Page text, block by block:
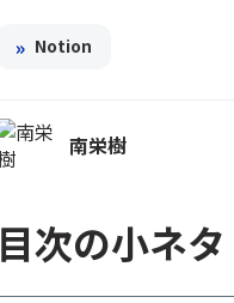
» Notion
南栄樹
目次の小ネタ